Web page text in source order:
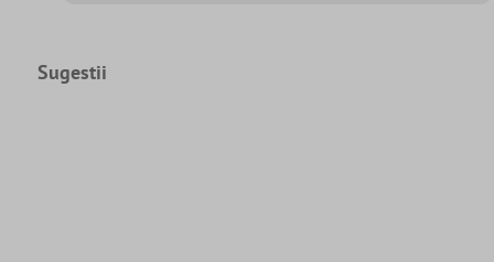
Sugestii